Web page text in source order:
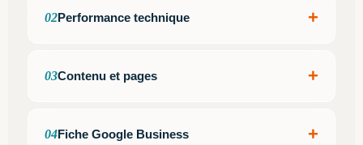
02Performance technique +
03Contenu et pages +
04Fiche Google Business +